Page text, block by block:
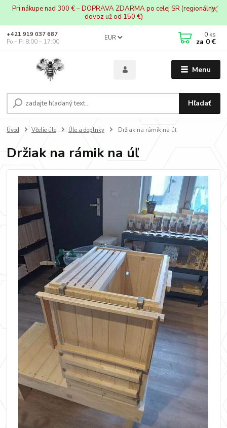
Pri nákupe nad 300 € – DOPRAVA ZDARMA po celej SR (regionálny
dovoz už od 150 €)
Menu
EUR
Hľadať
+421 919 037 687
Po – Pi 8:00 – 17:00
0 ks
za 0 €
Úvod Včelie úle Úle a doplnky Držiak na rámik na úľ
Držiak na rámik na úľ